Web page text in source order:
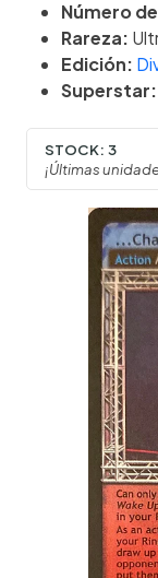
Número
Rareza:
Edición:
Superstar:
STOCK: 3
¡Últimas